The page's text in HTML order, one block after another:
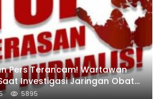
Pers Terancam! Wartawan
Investigasi Jaringan Obat
5895